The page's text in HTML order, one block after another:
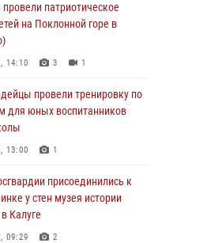
патриотическое
на Поклонной горе в
14:10 3 1
провели тренировку по
для юных воспитанников
13:00 1
присоединились к
у стен музея истории
Калуге
09:29 2